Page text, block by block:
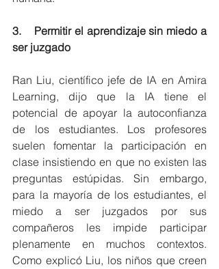
3.    Permitir el aprendizaje sin miedo a
ser juzgado
Ran Liu, científico jefe de IA en Amira
Learning, dijo que la IA tiene el
potencial de apoyar la autoconfianza
de los estudiantes. Los profesores
suelen fomentar la participación en
clase insistiendo en que no existen las
preguntas estúpidas. Sin embargo,
para la mayoría de los estudiantes, el
miedo a ser juzgados por sus
compañeros les impide participar
plenamente en muchos contextos.
Como explicó Liu, los niños que creen